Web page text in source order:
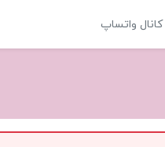
کانال واتساپ